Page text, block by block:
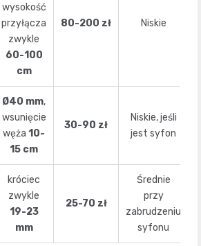
wysokość
przyłącza
zwykle
60-100
cm
80-200 zł Niskie
Ø40 mm,
wsunięcie
węża 10-
15 cm
30-90 zł
Niskie, jeśli
jest syfon
króciec
zwykle
19-23
mm
25-70 zł
Średnie
przy
zabrudzeniu
syfonu